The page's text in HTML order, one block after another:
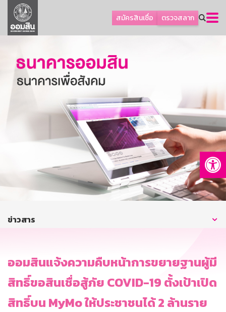
สมัครสินเชื่อ ตรวจสลาก
ลูกค้าธุรกิจ
ลูกค้าผู้ประกอบรายย่อย
ออมเพื่อสุข
เกี่ยวกับธนาคาร
การพัฒนาที่ยั่งยืน
บริการทางการเงิน
ติดต่อเรา
บริการออนไลน์
ข่าวสาร
ออมสินแจ้งความคืบหน้าการขยายฐานผู้มี
สิทธิ์ขอสินเชื่อสู้ภัย COVID-19 ตั้งเป้าเปิด
สิทธิ์บน MyMo ให้ประชาชนได้ 2 ล้านราย